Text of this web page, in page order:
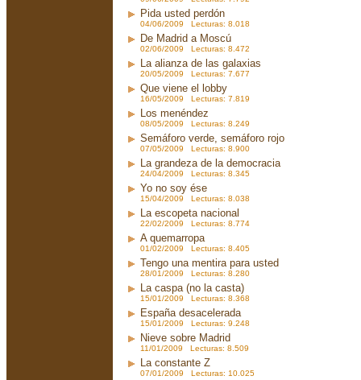
Pida usted perdón
04/06/2009 Lecturas: 8.018
De Madrid a Moscú
02/06/2009 Lecturas: 8.472
La alianza de las galaxias
20/05/2009 Lecturas: 7.677
Que viene el lobby
16/05/2009 Lecturas: 7.819
Los menéndez
08/05/2009 Lecturas: 8.249
Semáforo verde, semáforo rojo
07/05/2009 Lecturas: 8.900
La grandeza de la democracia
24/04/2009 Lecturas: 8.345
Yo no soy ése
15/04/2009 Lecturas: 8.038
La escopeta nacional
22/02/2009 Lecturas: 8.774
A quemarropa
01/02/2009 Lecturas: 8.405
Tengo una mentira para usted
28/01/2009 Lecturas: 8.280
La caspa (no la casta)
15/01/2009 Lecturas: 8.368
España desacelerada
15/01/2009 Lecturas: 9.248
Nieve sobre Madrid
11/01/2009 Lecturas: 8.509
La constante Z
07/01/2009 Lecturas: 10.025